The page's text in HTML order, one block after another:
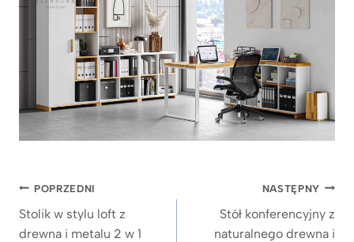
Nawigacja
wpisu
POPRZEDNI
Stolik w stylu loft z
drewna i metalu 2 w 1
NASTĘPNY
Stół konferencyjny z
naturalnego drewna i